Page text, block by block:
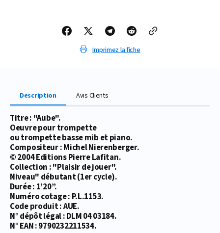
Imprimez la fiche
Description Avis Clients
Titre : "Aube".
Oeuvre pour trompette
ou trompette basse mib et piano.
Compositeur : Michel Nierenberger.
© 2004 Editions Pierre Lafitan.
Collection : "Plaisir de jouer".
Niveau" débutant (1er cycle).
Durée : 1’20’’.
Numéro cotage : P.L.1153.
Code produit : AUE.
N° dépôt légal : DLM 04 03184.
N° EAN : 9790232211534.